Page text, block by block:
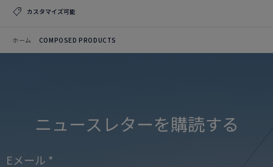
カスタマイズ可能
ホーム COMPOSED PRODUCTS
ニュースレターを購読する